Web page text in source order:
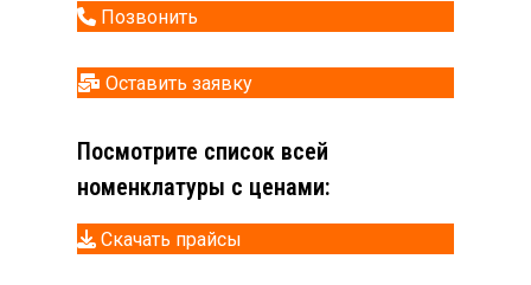
Позвонить
Оставить заявку
Посмотрите список всей
номенклатуры с ценами:
Скачать прайсы